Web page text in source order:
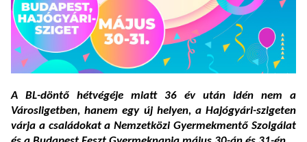
A BL-döntő hétvégéje miatt 36 év után idén nem a
Városligetben, hanem egy új helyen, a Hajógyári-szigeten
várja a családokat a Nemzetközi Gyermekmentő Szolgálat